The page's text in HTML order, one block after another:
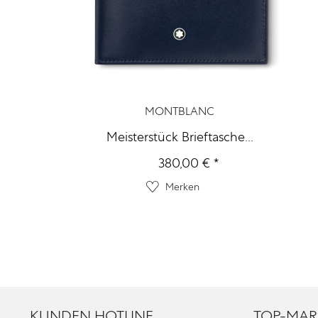
MONTBLANC
Meisterstück Brieftasche...
380,00 € *
Merken